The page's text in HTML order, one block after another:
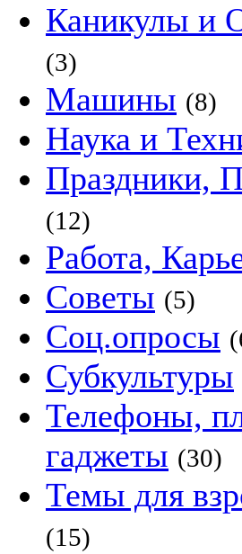
Каникулы и
(3)
Машины (8)
Наука и
Праздники,
(12)
Работа,
Советы (5)
Соц.опросы
Субкультуры
Телефоны,
гаджеты (30)
Темы для
(15)